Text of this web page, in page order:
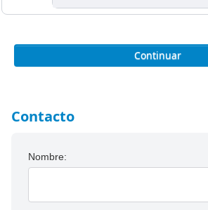
Continuar
Contacto
Nombre: